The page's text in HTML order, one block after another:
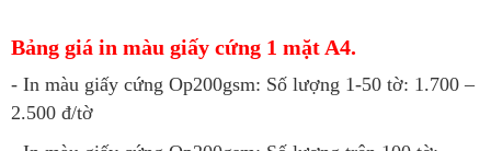
Bảng giá in màu giấy cứng 1 mặt A4.
- In màu giấy cứng Op200gsm: Số lượng 1-50 tờ: 1.700 –
2.500 đ/tờ